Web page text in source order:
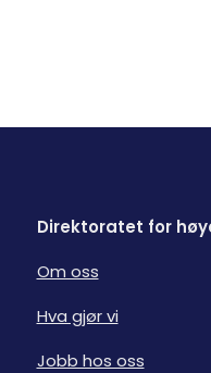
Direktoratet for
Om oss
Hva gjør vi
Jobb hos oss